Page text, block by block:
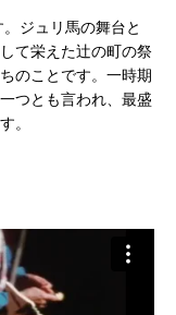
ジュリ馬の舞台と
て栄えた辻の町の祭
のことです。一時期
つとも言われ、最盛
。